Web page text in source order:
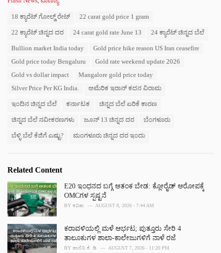
18 ಕ್ಯಾರೆಟ್ ಗೋಲ್ಡ್ ರೇಟ್ 22 carat gold price 1 gram
22 ಕ್ಯಾರೆಟ್ ಚಿನ್ನದ ದರ 24 carat gold rate June 13 24 ಕ್ಯಾರೆಟ್ ಚಿನ್ನದ ಬೆಲೆ
Bullion market India today
Gold price hike reason US Iran ceasefire
Gold price today Bengaluru
Gold rate weekend update 2026
Gold vs dollar impact
Mangalore gold price today
Silver Price Per KG India.
ಅಮೆರಿಕ ಇರಾನ್ ಕದನ ವಿರಾಮ
ಇಂದಿನ ಚಿನ್ನದ ಬೆಲೆ ಕರ್ನಾಟಕ ಚಿನ್ನದ ಬೆಲೆ ಏರಿಕೆ ಕಾರಣ
ಚಿನ್ನದ ಬೆಲೆ ನವೀಕರಣಗಳು ಜೂನ್ 13 ಚಿನ್ನದ ದರ ಬೆಂಗಳೂರು
ಬೆಳ್ಳಿ ಬೆಲೆ ಕೆಜಿಗೆ ಎಷ್ಟು? ಮಂಗಳೂರು ಚಿನ್ನದ ದರ ಇಂದು
Related Content
E20 ಇಂಧನದ ಬಗ್ಗೆ ಆತಂಕ ಬೇಡ: ಕ್ಲೋರೈಡ್ ಆರೋಪಕ್ಕೆ
OMCಗಳ ಸ್ಪಷ್ಟನೆ
BY ಕವಿತಾ AUGUST 8, 2026 - 7:44 AM
ಕರಾವಳಿಯಲ್ಲಿ ಮಳೆ ಆರ್ಭಟ; ಪುತ್ತೂರು ಸೇರಿ 4
ತಾಲೂಕುಗಳ ಶಾಲಾ-ಕಾಲೇಜುಗಳಿಗೆ ನಾಳೆ ರಜೆ
BY ಶಾಲಿನಿ ಕೆ. ಡಿ AUGUST 7, 2026 - 11:20 PM